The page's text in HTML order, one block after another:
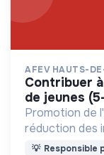
AFEV HAUTS-
contribuer à l'accompagnement éducatif
de jeunes
Promotion de
réduction des
quartiers
💡 Responsible